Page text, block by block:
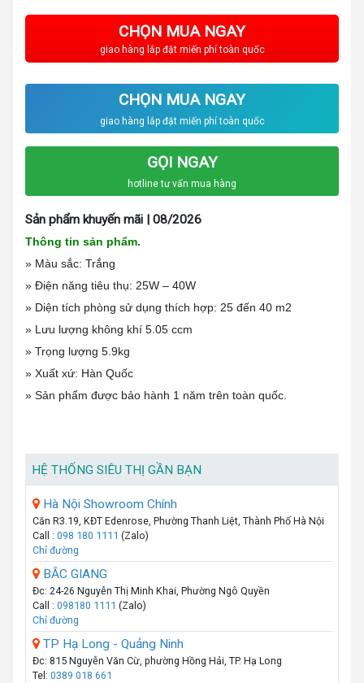
CHỌN MUA NGAY
giao hàng lắp đặt miến phí toàn quốc
CHỌN MUA NGAY
giao hàng lắp đặt miến phí toàn quốc
GỌI NGAY
hotline tư vấn mua hàng
Sản phẩm khuyến mãi | 08/2026
Thông tin sản phẩm.
» Màu sắc: Trắng
» Điện năng tiêu thụ: 25W – 40W
» Diện tích phòng sử dụng thích hợp: 25 đến 40 m2
» Lưu lượng không khí 5.05 ccm
» Trọng lượng 5.9kg
» Xuất xứ: Hàn Quốc
» Sản phẩm được bảo hành 1 năm trên toàn quốc.
HỆ THỐNG SIÊU THỊ GẦN BẠN
Hà Nội Showroom Chính
Căn R3.19, KĐT Edenrose, Phường Thanh Liệt, Thành Phố Hà Nội
Call : 098 180 1111 (Zalo)
Chỉ đường
BẮC GIANG
Đc: 24-26 Nguyễn Thị Minh Khai, Phường Ngô Quyền
Call : 098180 1111 (Zalo)
Chỉ đường
TP Hạ Long - Quảng Ninh
Đc: 815 Nguyễn Văn Cừ, phường Hồng Hải, TP. Hạ Long
Tel: 0389 018 661